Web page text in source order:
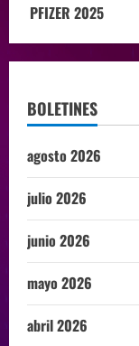
PFIZER 2025
BOLETINES
agosto 2026
julio 2026
junio 2026
mayo 2026
abril 2026